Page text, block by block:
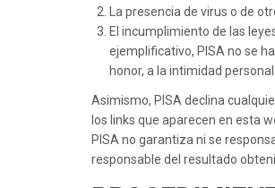
La presencia de virus o de
El incumplimiento de las
ejemplificativo, PISA no se
honor, a la intimidad
Asimismo, PISA declina
los links que aparecen en esta
PISA no garantiza ni se
responsable del resultado